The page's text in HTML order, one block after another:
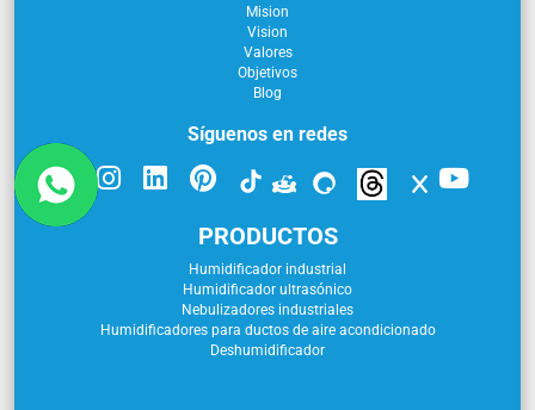
Mision
Vision
Valores
Objetivos
Blog
Síguenos en redes
PRODUCTOS
Humidificador industrial
Humidificador ultrasónico
Nebulizadores industriales
Humidificadores para ductos de aire acondicionado
Deshumidificador